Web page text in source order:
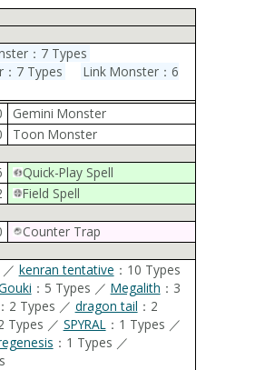
：7 Types
7 Types
Link Monster：6
Gemini Monster
Toon Monster
Quick-Play Spell
Field Spell
Counter Trap
kenran tentative ：10 Types
：5 Types ／ Megalith ：3
：2 Types ／ dragon tail ：2
Types ／ SPYRAL ：1 Types ／
：1 Types ／